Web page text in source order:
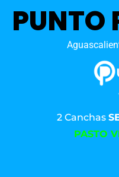
PUNTO
2 Canchas
PASTO